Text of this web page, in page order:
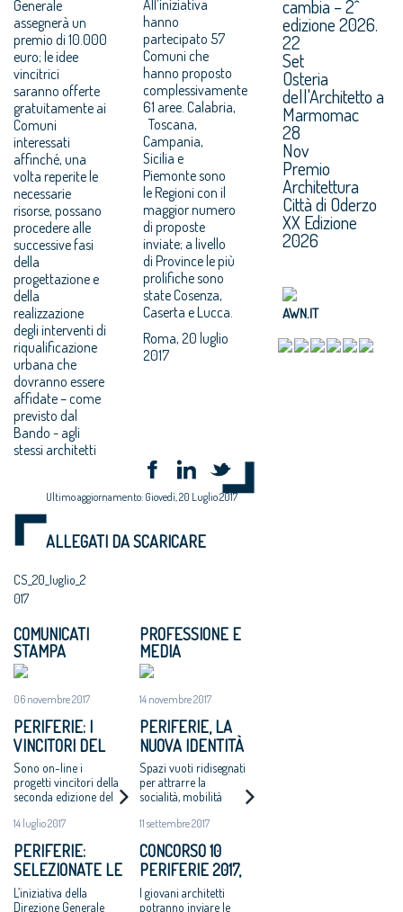
Generale
assegnerà un
premio di 10.000
euro; le idee
vincitrici
saranno offerte
gratuitamente ai
Comuni
interessati
affinché, una
volta reperite le
necessarie
risorse, possano
procedere alle
successive fasi
della
progettazione e
della
realizzazione
degli interventi di
riqualificazione
urbana che
dovranno essere
affidate – come
previsto dal
Bando - agli
stessi architetti
All’iniziativa
hanno
partecipato 57
Comuni che
hanno proposto
complessivamente
61 aree. Calabria,
Toscana,
Campania,
Sicilia e
Piemonte sono
le Regioni con il
maggior numero
di proposte
inviate; a livello
di Province le più
prolifiche sono
state Cosenza,
Caserta e Lucca.
Roma, 20 luglio
2017
Ultimo aggiornamento: Giovedì, 20 Luglio 2017
ALLEGATI DA SCARICARE
CS_20_luglio_2
017
COMUNICATI
STAMPA
06 novembre 2017
PERIFERIE: I
VINCITORI DEL
CONCORSO DI
IDEE BANDITO
DALLA DIREZIONE
GENERALE
PERIFERIE
URBANE DEL
MIBACT E DAL
CONSIGLIO
Sono on-line i
progetti vincitori della
seconda edizione del
la riqualificazione di
è stato bandito dalla
Direzione Generale
MiBACT e dallo
14 luglio 2017
PERIFERIE:
SELEZIONATE LE
DIECI AREE
INDICATE DAI
L’iniziativa della
Direzione Generale
PROFESSIONE E
MEDIA
14 novembre 2017
PERIFERIE, LA
NUOVA IDENTITÀ
DI 10 AREE
DEGRADATE
Spazi vuoti ridisegnati
per attrarre la
socialità, mobilità
con gli elementi
11 settembre 2017
CONCORSO 10
PERIFERIE 2017,
VIA AI PROGETTI
I giovani architetti
potranno inviare le
cambia – 2^
edizione 2026.
22
Set
Osteria
dell'Architetto a
Marmomac
28
Nov
Premio
Architettura
Città di Oderzo
XX Edizione
2026
AWN.IT